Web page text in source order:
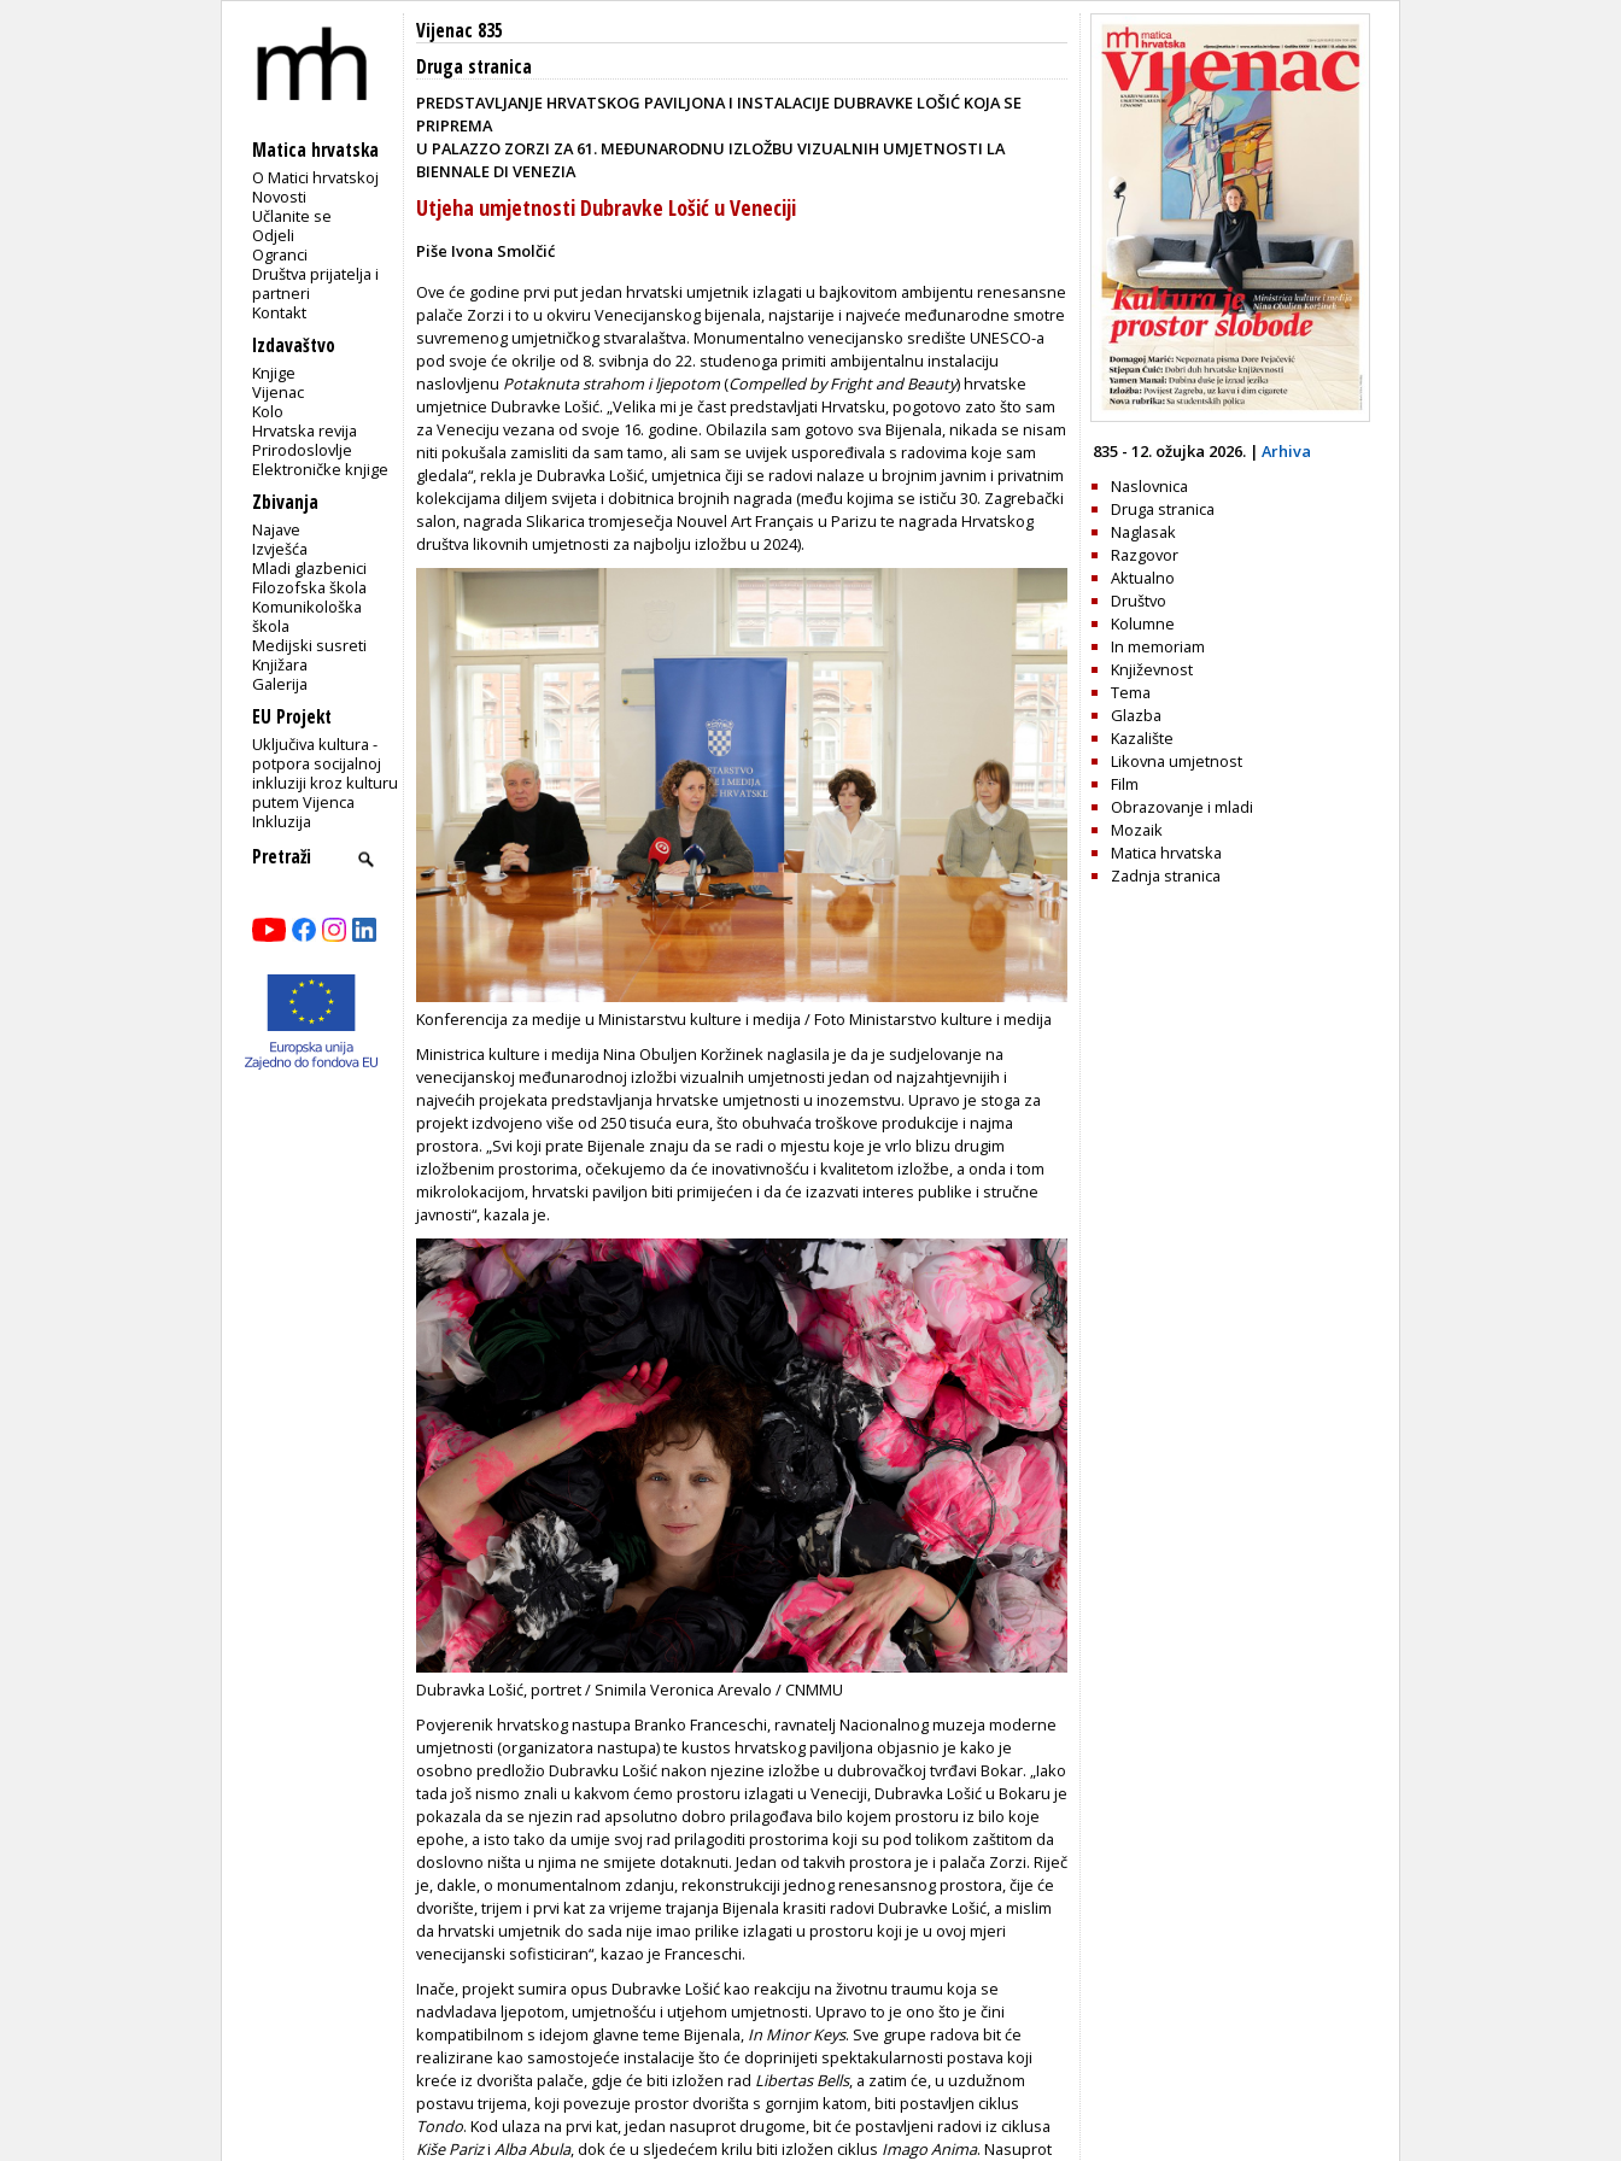
Matica hrvatska
O Matici hrvatskoj
Novosti
Učlanite se
Odjeli
Ogranci
Društva prijatelja i
partneri
Kontakt
Izdavaštvo
Knjige
Vijenac
Kolo
Hrvatska revija
Prirodoslovlje
Elektroničke knjige
Zbivanja
Najave
Izvješća
Mladi glazbenici
Filozofska škola
Komunikološka
škola
Medijski susreti
Knjižara
Galerija
EU Projekt
Uključiva kultura -
potpora socijalnoj
inkluziji kroz kulturu
putem Vijenca
Inkluzija
Vijenac 835
Druga stranica
PREDSTAVLJANJE HRVATSKOG PAVILJONA I INSTALACIJE DUBRAVKE LOŠIĆ KOJA SE
PRIPREMA
U PALAZZO ZORZI ZA 61. MEĐUNARODNU IZLOŽBU VIZUALNIH UMJETNOSTI LA
BIENNALE DI VENEZIA
Utjeha umjetnosti Dubravke Lošić u Veneciji
Piše Ivona Smolčić
Ove će godine prvi put jedan hrvatski umjetnik izlagati u bajkovitom ambijentu renesansne
palače Zorzi i to u okviru Venecijanskog bijenala, najstarije i najveće međunarodne smotre
suvremenog umjetničkog stvaralaštva. Monumentalno venecijansko središte UNESCO-a
pod svoje će okrilje od 8. svibnja do 22. studenoga primiti ambijentalnu instalaciju
naslovljenu Potaknuta strahom i ljepotom(Compelled by Fright and Beauty) hrvatske
umjetnice Dubravke Lošić. „Velika mi je čast predstavljati Hrvatsku, pogotovo zato što sam
za Veneciju vezana od svoje 16. godine. Obilazila sam gotovo sva Bijenala, nikada se nisam
niti pokušala zamisliti da sam tamo, ali sam se uvijek uspoređivala s radovima koje sam
gledala“, rekla je Dubravka Lošić, umjetnica čiji se radovi nalaze u brojnim javnim i privatnim
kolekcijama diljem svijeta i dobitnica brojnih nagrada (među kojima se ističu 30. Zagrebački
salon, nagrada Slikarica tromjesečja Nouvel Art Français u Parizu te nagrada Hrvatskog
društva likovnih umjetnosti za najbolju izložbu u 2024).
Konferencija za medije u Ministarstvu kulture i medija / Foto Ministarstvo kulture i medija
Ministrica kulture i medija Nina Obuljen Koržinek naglasila je da je sudjelovanje na
venecijanskoj međunarodnoj izložbi vizualnih umjetnosti jedan od najzahtjevnijih i
najvećih projekata predstavljanja hrvatske umjetnosti u inozemstvu. Upravo je stoga za
projekt izdvojeno više od 250 tisuća eura, što obuhvaća troškove produkcije i najma
prostora. „Svi koji prate Bijenale znaju da se radi o mjestu koje je vrlo blizu drugim
izložbenim prostorima, očekujemo da će inovativnošću i kvalitetom izložbe, a onda i tom
mikrolokacijom, hrvatski paviljon biti primijećen i da će izazvati interes publike i stručne
javnosti“, kazala je.
Dubravka Lošić, portret / Snimila Veronica Arevalo / CNMMU
Povjerenik hrvatskog nastupa Branko Franceschi, ravnatelj Nacionalnog muzeja moderne
umjetnosti (organizatora nastupa) te kustos hrvatskog paviljona objasnio je kako je
osobno predložio Dubravku Lošić nakon njezine izložbe u dubrovačkoj tvrđavi Bokar. „Iako
tada još nismo znali u kakvom ćemo prostoru izlagati u Veneciji, Dubravka Lošić u Bokaru je
pokazala da se njezin rad apsolutno dobro prilagođava bilo kojem prostoru iz bilo koje
epohe, a isto tako da umije svoj rad prilagoditi prostorima koji su pod tolikom zaštitom da
doslovno ništa u njima ne smijete dotaknuti. Jedan od takvih prostora je i palača Zorzi. Riječ
je, dakle, o monumentalnom zdanju, rekonstrukciji jednog renesansnog prostora, čije će
dvorište, trijem i prvi kat za vrijeme trajanja Bijenala krasiti radovi Dubravke Lošić, a mislim
da hrvatski umjetnik do sada nije imao prilike izlagati u prostoru koji je u ovoj mjeri
venecijanski sofisticiran“, kazao je Franceschi.
Inače, projekt sumira opus Dubravke Lošić kao reakciju na životnu traumu koja se
nadvladava ljepotom, umjetnošću i utjehom umjetnosti. Upravo to je ono što je čini
kompatibilnom s idejom glavne teme Bijenala, In Minor Keys. Sve grupe radova bit će
realizirane kao samostojeće instalacije što će doprinijeti spektakularnosti postava koji
kreće iz dvorišta palače, gdje će biti izložen rad Libertas Bells, a zatim će, u uzdužnom
postavu trijema, koji povezuje prostor dvorišta s gornjim katom, biti postavljen ciklus
Tondo. Kod ulaza na prvi kat, jedan nasuprot drugome, bit će postavljeni radovi iz ciklusa
Kiše Parizi Alba Abula, dok će u sljedećem krilu biti izložen ciklus Imago Anima. Nasuprot
835 - 12. ožujka 2026. | Arhiva
Naslovnica
Druga stranica
Naglasak
Razgovor
Aktualno
Društvo
Kolumne
In memoriam
Književnost
Tema
Glazba
Kazalište
Likovna umjetnost
Film
Obrazovanje i mladi
Mozaik
Matica hrvatska
Zadnja stranica